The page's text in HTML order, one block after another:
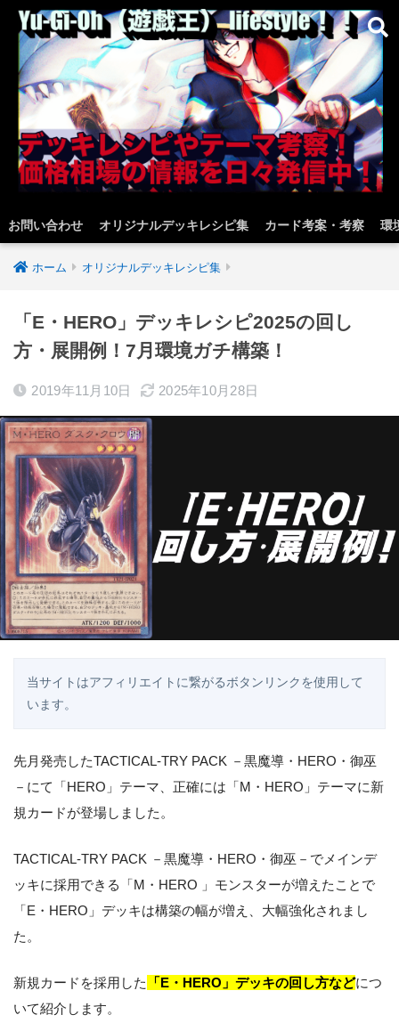
お問い合わせ オリジナルデッキレシピ集 カード考案・考察 環
ホーム オリジナルデッキレシピ集
「E・HERO」デッキレシピ2025の回し
方・展開例！7月環境ガチ構築！
2019年11月10日 2025年10月28日
当サイトはアフィリエイトに繋がるボタンリンクを使用して
います。
先月発売したTACTICAL-TRY PACK －黒魔導・HERO・御巫
－にて「HERO」テーマ、正確には「M・HERO」テーマに新
規カードが登場しました。
TACTICAL-TRY PACK －黒魔導・HERO・御巫－でメインデ
ッキに採用できる「M・HERO 」モンスターが増えたことで
「E・HERO」デッキは構築の幅が増え、大幅強化されまし
た。
新規カードを採用した 「E・HERO」デッキの回し方などにつ
いて紹介します。